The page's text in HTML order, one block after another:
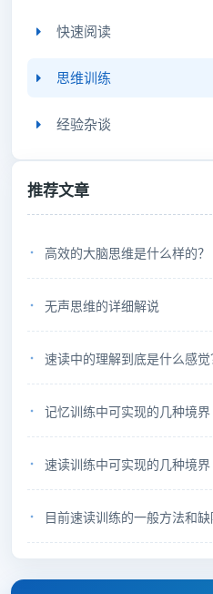
快速阅读
思维训练
经验杂谈
推荐文章
高效的大脑思维是什么样的？
无声思维的详细解说
速读中的理解到底是什么感觉
记忆训练中可实现的几种境界
速读训练中可实现的几种境界
目前速读训练的一般方法和缺